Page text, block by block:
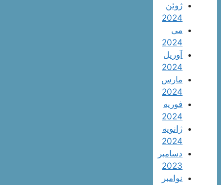
ژوئن
2024
می
2024
آوریل
2024
مارس
2024
فوریه
2024
ژانویه
2024
دسامبر
2023
نوامبر